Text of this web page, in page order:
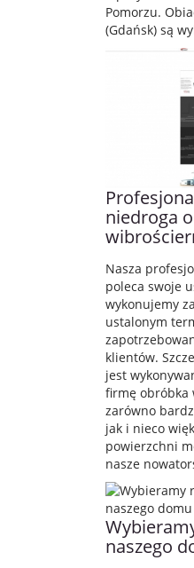
Pomorzu.
(Gdańsk) są
niedroga
Nasza
poleca swoje
wykonujemy
ustalonym
klientów.
jest
firmę obróbka
zarówno
jak i nieco
powierzchni
nasze
naszego